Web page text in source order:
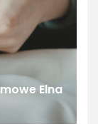
Elna